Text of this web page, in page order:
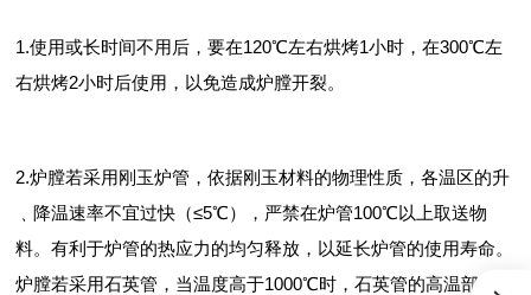
1.使用或长时间不用后，要在120℃左右烘烤1小时，在300℃左
右烘烤2小时后使用，以免造成炉膛开裂。
2.炉膛若采用刚玉炉管，依据刚玉材料的物理性质，各温区的升
﹑降温速率不宜过快（≤5℃），严禁在炉管100℃以上取送物
料。有利于炉管的热应力的均匀释放，以延长炉管的使用寿命。
炉膛若采用石英管，当温度高于1000℃时，石英管的高温部分会